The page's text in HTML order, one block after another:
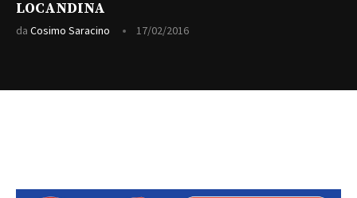
LOCANDINA
da Cosimo Saracino 17/02/2016